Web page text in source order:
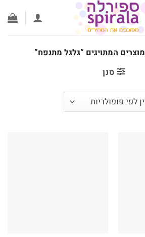
מוצרים המתויגים “גלגל מתנפח”
סנן